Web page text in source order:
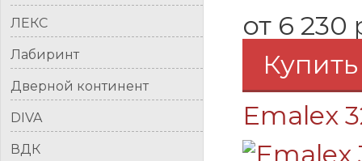
ЛЕКС
Лабиринт
Дверной континент
DIVA
ВДК
от 6 230
Купить
Emalex